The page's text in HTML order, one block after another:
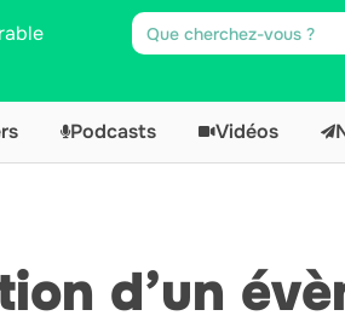
Podcasts Vidéos
d’un